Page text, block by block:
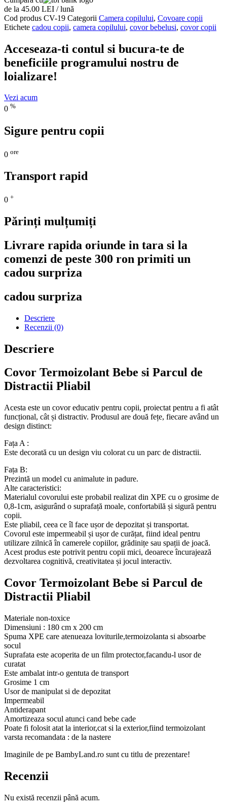
de la 45.00 LEI / lună
Cod produs CV-19 Categorii Camera copilului, Covoare copii
Etichete cadou copii, camera copilului, covor bebelusi, covor copii
Acceseaza-ti contul si bucura-te de
beneficiile programului nostru de
loializare!
Vezi acum
0 %
Sigure pentru copii
0 ore
Transport rapid
0 +
Părinți mulțumiți
Livrare rapida oriunde in tara si la
comenzi de peste 300 ron primiti un
cadou surpriza
cadou surpriza
Descriere
Recenzii (0)
Descriere
Covor Termoizolant Bebe si Parcul de
Distractii Pliabil
Acesta este un covor educativ pentru copii, proiectat pentru a fi atât
funcțional, cât și distractiv. Produsul are două fețe, fiecare având un
design distinct:
Fața A :
Este decorată cu un design viu colorat cu un parc de distractii.
Fața B:
Prezintă un model cu animalute in padure.
Alte caracteristici:
Materialul covorului este probabil realizat din XPE cu o grosime de
0,8-1cm, asigurând o suprafață moale, confortabilă și sigură pentru
copii.
Este pliabil, ceea ce îl face ușor de depozitat și transportat.
Covorul este impermeabil și ușor de curățat, fiind ideal pentru
utilizare zilnică în camerele copiilor, grădinițe sau spații de joacă.
Acest produs este potrivit pentru copii mici, deoarece încurajează
dezvoltarea cognitivă, creativitatea și jocul interactiv.
Covor Termoizolant Bebe si Parcul de
Distractii Pliabil
Materiale non-toxice
Dimensiuni : 180 cm x 200 cm
Spuma XPE care atenueaza loviturile,termoizolanta si absoarbe
socul
Suprafata este acoperita de un film protector,facandu-l usor de
curatat
Este ambalat intr-o gentuta de transport
Grosime 1 cm
Usor de manipulat si de depozitat
Impermeabil
Antiderapant
Amortizeaza socul atunci cand bebe cade
Poate fi folosit atat la interior,cat si la exterior,fiind termoizolant
varsta recomandata : de la nastere
Imaginile de pe BambyLand.ro sunt cu titlu de prezentare!
Recenzii
Nu există recenzii până acum.